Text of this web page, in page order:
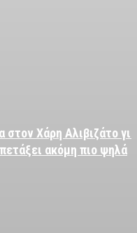
Χάρη Αλιβιζάτο για
ακόμη πιο ψηλά